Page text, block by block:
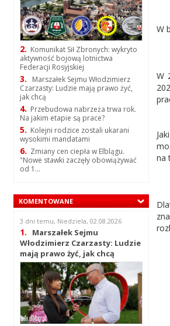
2. Komunikat Sił Zbronych: wykryto
aktywność bojową lotnictwa
Federacji Rosyjskiej
3.
Marszałek Sejmu Włodzimierz
Czarzasty: Ludzie mają prawo żyć,
jak chcą
4. Przebudowa nabrzeża trwa rok.
Na jakim etapie są prace?
5. Kolejni rodzice zostali ukarani
wysokimi mandatami
6. Zmiany cen ciepła w Elblągu.
"Nowe stawki zaczęły obowiązywać
od 1...
KOMENTOWANE
3 dni temu, Niedziela, 02.08.2026
1.
Marszałek Sejmu
Włodzimierz Czarzasty: Ludzie
mają prawo żyć, jak chcą
W
W
na